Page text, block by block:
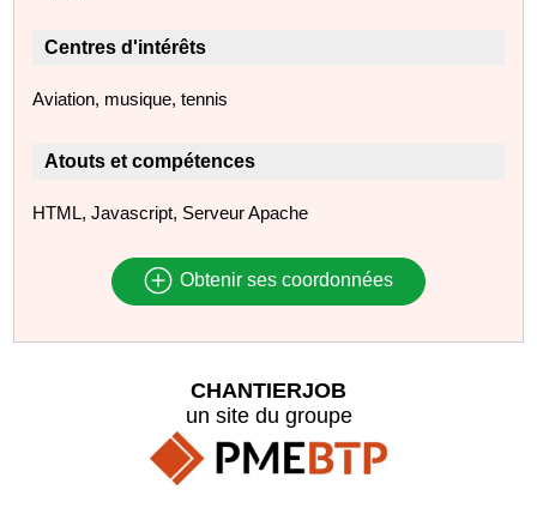
Centres d'intérêts
Aviation, musique, tennis
Atouts et compétences
HTML, Javascript, Serveur Apache
Obtenir ses coordonnées
CHANTIERJOB
un site du groupe